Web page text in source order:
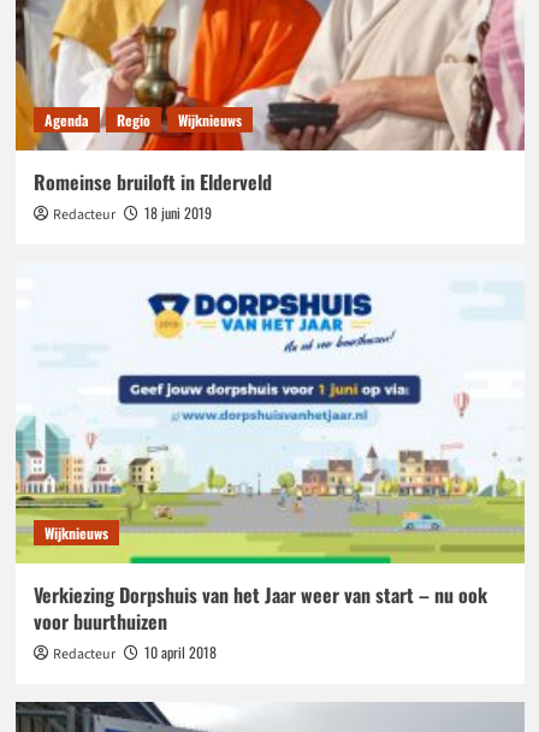
Agenda Regio Wijknieuws
Romeinse bruiloft in Elderveld
Redacteur 18 juni 2019
Wijknieuws
Verkiezing Dorpshuis van het Jaar weer van start – nu ook
voor buurthuizen
Redacteur 10 april 2018